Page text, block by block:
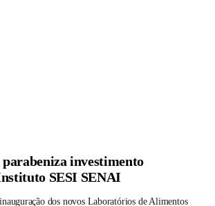
parabeniza investimento
SESI SENAI
dos novos Laboratórios de Alimentos